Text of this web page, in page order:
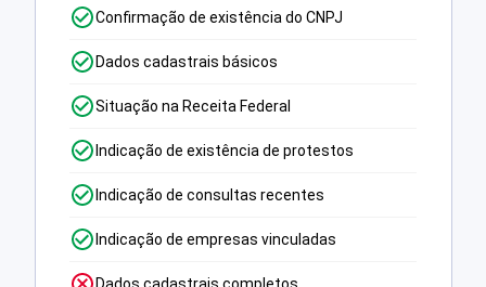
Confirmação de existência do CNPJ
Dados cadastrais básicos
Situação na Receita Federal
Indicação de existência de protestos
Indicação de consultas recentes
Indicação de empresas vinculadas